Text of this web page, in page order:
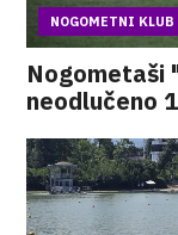
NOGOMETNI
Nogometaši
neodlučeno